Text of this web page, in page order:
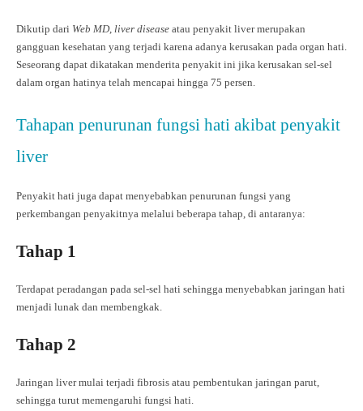
Dikutip dari Web MD, liver disease atau penyakit liver merupakan
gangguan kesehatan yang terjadi karena adanya kerusakan pada organ hati.
Seseorang dapat dikatakan menderita penyakit ini jika kerusakan sel-sel
dalam organ hatinya telah mencapai hingga 75 persen.
Tahapan penurunan fungsi hati akibat penyakit
liver
Penyakit hati juga dapat menyebabkan penurunan fungsi yang
perkembangan penyakitnya melalui beberapa tahap, di antaranya:
Tahap 1
Terdapat peradangan pada sel-sel hati sehingga menyebabkan jaringan hati
menjadi lunak dan membengkak.
Tahap 2
Jaringan liver mulai terjadi fibrosis atau pembentukan jaringan parut,
sehingga turut memengaruhi fungsi hati.